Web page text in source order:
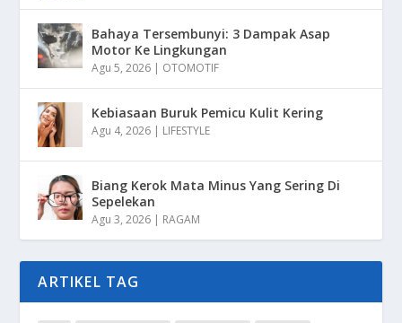
Bahaya Tersembunyi: 3 Dampak Asap
Motor Ke Lingkungan
Agu 5, 2026 | OTOMOTIF
Kebiasaan Buruk Pemicu Kulit Kering
Agu 4, 2026 | LIFESTYLE
Biang Kerok Mata Minus Yang Sering Di
Sepelekan
Agu 3, 2026 | RAGAM
ARTIKEL TAG